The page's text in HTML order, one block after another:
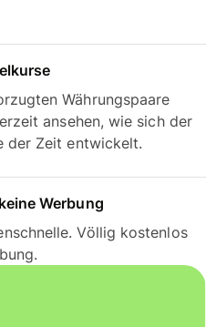
Währungspaare
ansehen, wie sich der
der Zeit entwickelt.
Werbung
Völlig kostenlos